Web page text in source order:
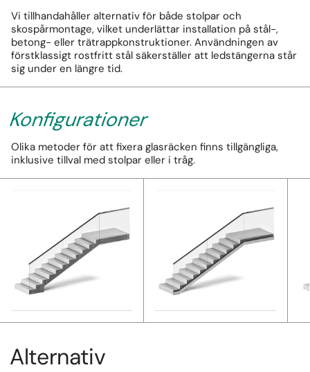
Vi tillhandahåller alternativ för både stolpar och
skospårmontage, vilket underlättar installation på stål-,
betong- eller trätrappkonstruktioner. Användningen av
förstklassigt rostfritt stål säkerställer att ledstängerna står
sig under en längre tid.
Konfigurationer
Olika metoder för att fixera glasräcken finns tillgängliga,
inklusive tillval med stolpar eller i tråg.
Alternativ